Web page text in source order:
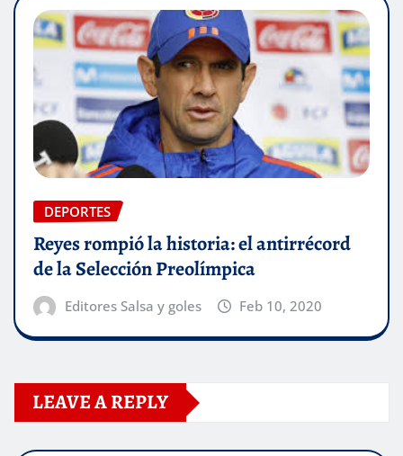
DEPORTES
Reyes rompió la historia: el antirrécord
de la Selección Preolímpica
Editores Salsa y goles Feb 10, 2020
LEAVE A REPLY